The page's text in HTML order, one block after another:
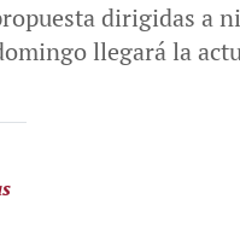
dirigidas a
llegará la